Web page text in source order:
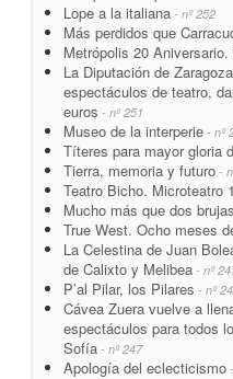
Lope a la italiana - nº 252
Más perdidos que
Metrópolis 20
La Diputación de
espectáculos de teatro,
euros - nº 251
Museo de la interperie - nº
Títeres para mayor gloria
Tierra, memoria y futuro -
Teatro Bicho. Microteatro
Mucho más que dos brujas
True West. Ocho meses
La Celestina de Juan
de Calixto y Melibea - nº
P’al Pilar, los Pilares - nº
Cávea Zuera vuelve a
espectáculos para todos
Sofía - nº 247
Apología del eclecticismo